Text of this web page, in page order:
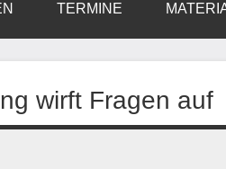
TERMINE
wirft Fragen auf